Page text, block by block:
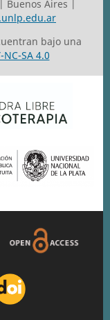
Buenos Aires |
bajo una
SA 4.0